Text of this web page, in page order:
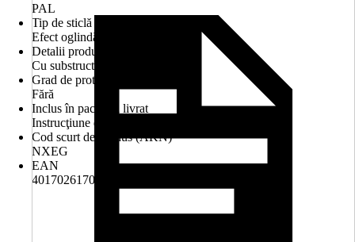
PAL
Tip de sticlă
Efect oglindă
Detalii produs
Cu substructură din lemn
Grad de protecție
Fără
Inclus în pachetul livrat
Instrucţiune de montaj
Cod scurt de produs (AKN)
NXEG
EAN
4017026170095